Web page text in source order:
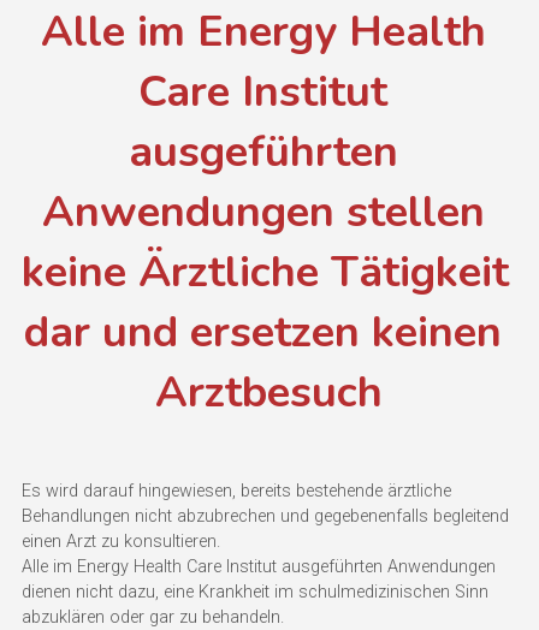
Alle im Energy Health
Care Institut
ausgeführten
Anwendungen stellen
keine Ärztliche Tätigkeit
dar und ersetzen keinen
Arztbesuch
Es wird darauf hingewiesen, bereits bestehende ärztliche
Behandlungen nicht abzubrechen und gegebenenfalls begleitend
einen Arzt zu konsultieren.
Alle im Energy Health Care Institut ausgeführten Anwendungen
dienen nicht dazu, eine Krankheit im schulmedizinischen Sinn
abzuklären oder gar zu behandeln.